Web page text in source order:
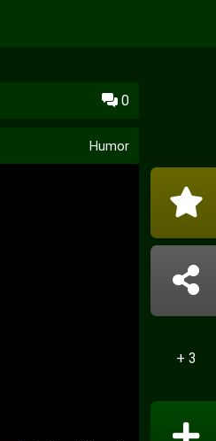
0
Humor
+ 3